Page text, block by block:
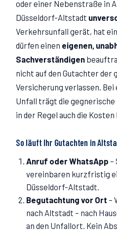
oder einer Nebenstraße in
Düsseldorf-Altstadt
Verkehrsunfall gerät, hat
dürfen einen eigenen,
Sachverständigen
nicht auf den Gutachter der
Versicherung verlassen.
Unfall trägt die
in der Regel auch die
So läuft Ihr Gutachten in
Anruf oder WhatsApp –
vereinbaren kurzfristig
Düsseldorf-Altstadt.
Begutachtung vor Ort –
nach Altstadt – nach
an den Unfallort. Kein